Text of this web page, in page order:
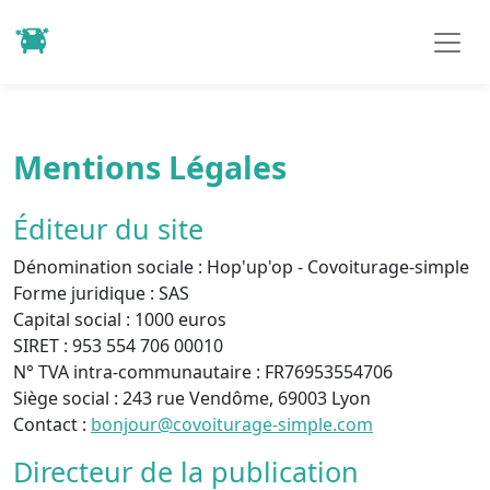
Mentions Légales
Éditeur du site
Dénomination sociale : Hop'up'op - Covoiturage-simple
Forme juridique : SAS
Capital social : 1000 euros
SIRET : 953 554 706 00010
N° TVA intra-communautaire : FR76953554706
Siège social : 243 rue Vendôme, 69003 Lyon
Contact : bonjour@covoiturage-simple.com
Directeur de la publication